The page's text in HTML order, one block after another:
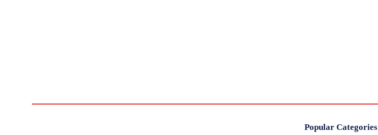
Popular Categories